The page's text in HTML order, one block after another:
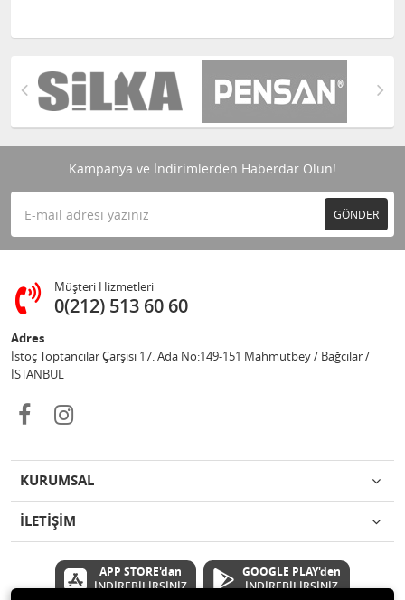
Kampanya ve İndirimlerden Haberdar Olun!
GÖNDER
Müşteri Hizmetleri
0(212) 513 60 60
Adres
İstoç Toptancılar Çarşısı 17. Ada No:149-151 Mahmutbey / Bağcılar /
İSTANBUL
KURUMSAL
İLETİŞİM
APP STORE'dan
İNDİREBİLİRSİNİZ
GOOGLE PLAY'den
İNDİREBİLİRSİNİZ